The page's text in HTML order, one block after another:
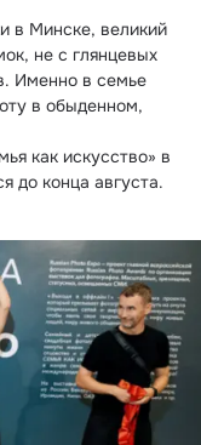
в Минске, великий
не с глянцевых
Именно в семье
в обыденном,
как искусство» в
до конца августа.